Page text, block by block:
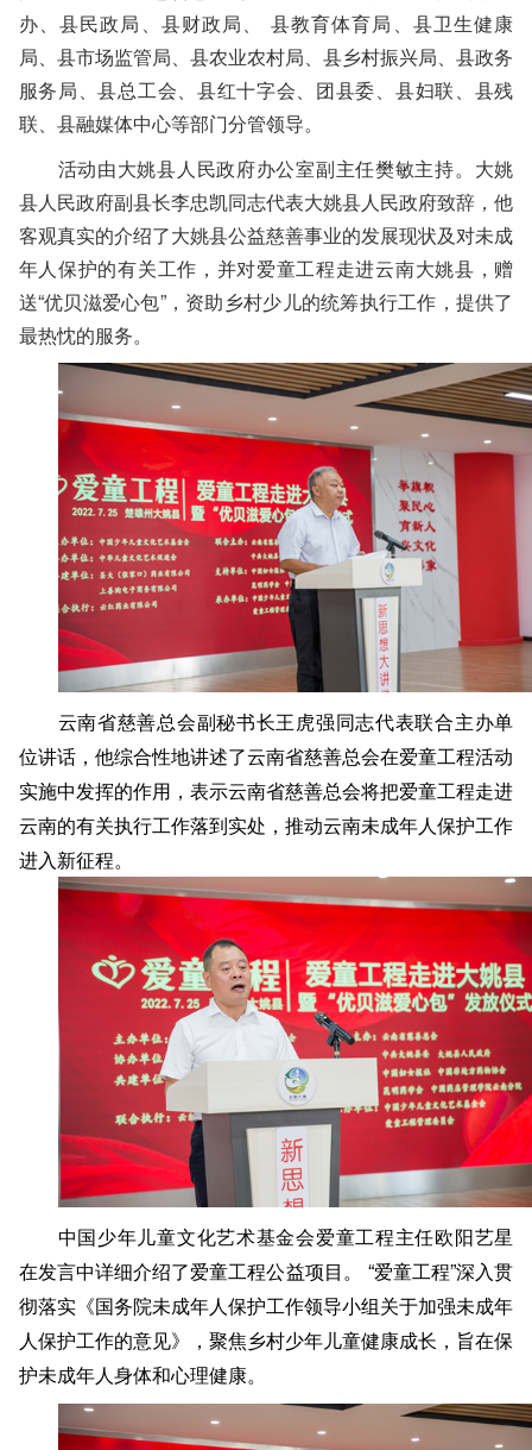
办、县民政局、县财政局、 县教育体育局、县卫生健康
局、县市场监管局、县农业农村局、县乡村振兴局、县政务
服务局、县总工会、县红十字会、团县委、县妇联、县残
联、县融媒体中心等部门分管领导。
活动由大姚县人民政府办公室副主任樊敏主持。大姚
县人民政府副县长李忠凯同志代表大姚县人民政府致辞，他
客观真实的介绍了大姚县公益慈善事业的发展现状及对未成
年人保护的有关工作，并对爱童工程走进云南大姚县，赠
送“优贝滋爱心包”，资助乡村少儿的统筹执行工作，提供了
最热忱的服务。
云南省慈善总会副秘书长王虎强同志代表联合主办单
位讲话，他综合性地讲述了云南省慈善总会在爱童工程活动
实施中发挥的作用，表示云南省慈善总会将把爱童工程走进
云南的有关执行工作落到实处，推动云南未成年人保护工作
进入新征程。
中国少年儿童文化艺术基金会爱童工程主任欧阳艺星
在发言中详细介绍了爱童工程公益项目。
“爱童工程”深入贯
彻落实《国务院未成年人保护工作领导小组关于加强未成年
人保护工作的意见》，聚焦乡村少年儿童健康成长，旨在保
护未成年人身体和心理健康。